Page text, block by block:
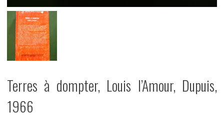
Terres à dompter, Louis l’Amour, Dupuis,
1966